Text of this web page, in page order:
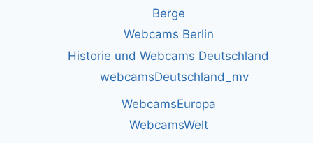
Berge
Webcams Berlin
Historie und Webcams Deutschland
webcamsDeutschland_mv
WebcamsEuropa
WebcamsWelt